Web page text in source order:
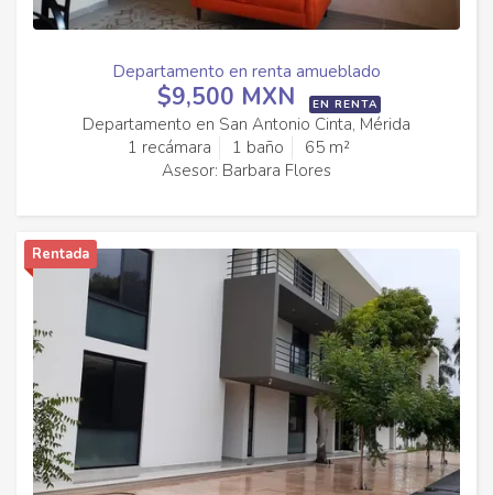
Departamento en renta amueblado
$9,500 MXN EN RENTA
Departamento en San Antonio Cinta, Mérida
1 recámara
1 baño
65 m²
Asesor: Barbara Flores
Rentada